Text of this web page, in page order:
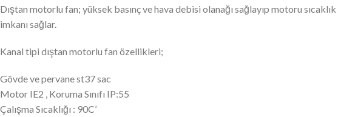
Dıştan motorlu fan; yüksek basınç ve hava debisi olanağı sağlayıp motoru
imkanı sağlar.
Kanal tipi dıştan motorlu fan özellikleri;
Gövde ve pervane st37 sac
Motor IE2 , Koruma Sınıfı IP:55
Çalışma Sıcaklığı : 90C’